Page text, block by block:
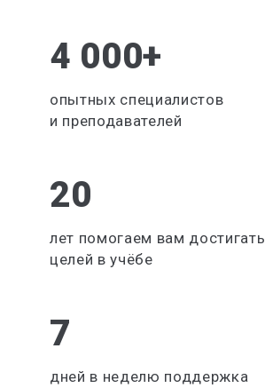
4 000+
опытных специалистов
и преподавателей
20
лет помогаем вам достигать
целей в учёбе
7
дней в неделю поддержка